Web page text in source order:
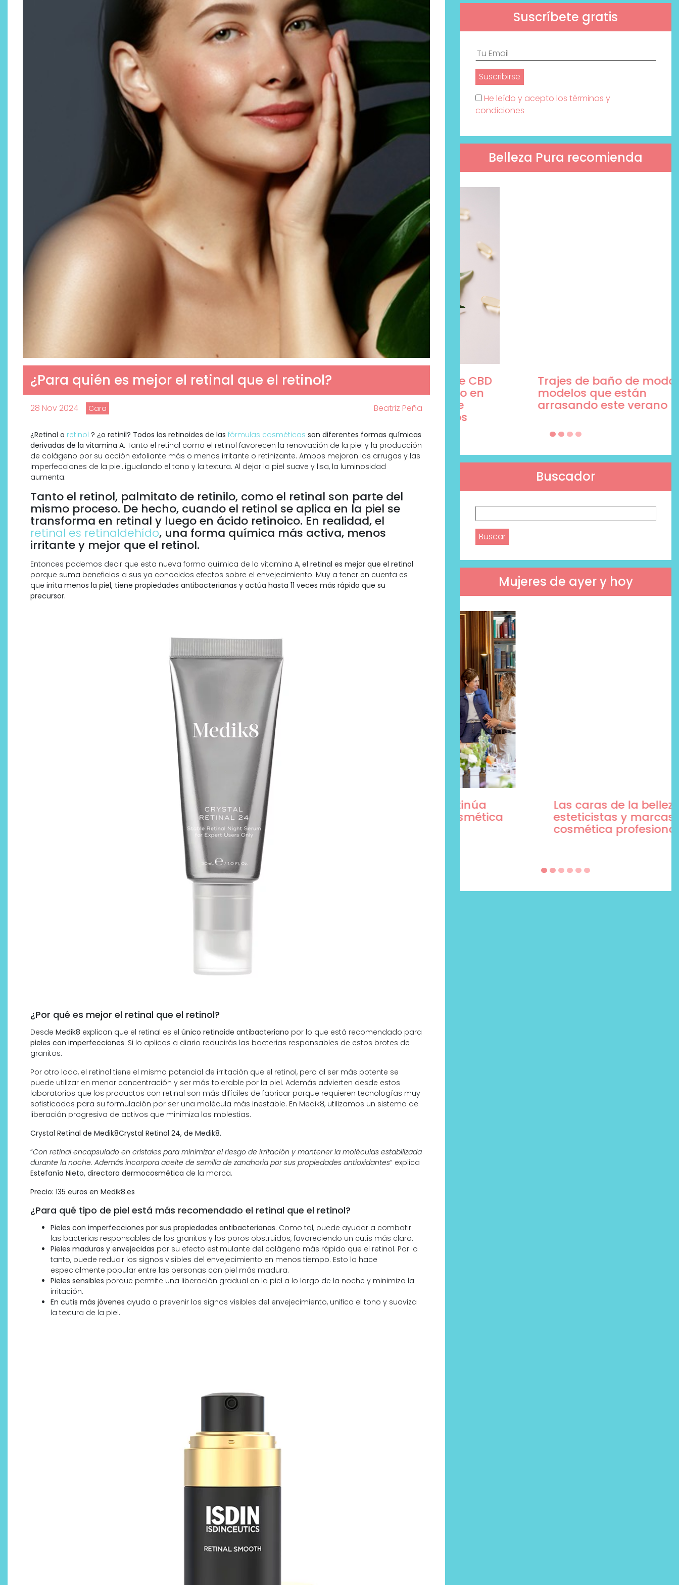
¿Para quién es mejor el retinal que el retinol?
28 Nov 2024 Cara Beatriz Peña
¿Retinal o retinol ? ¿o retinil? Todos los retinoides de las fórmulas cosméticas son diferentes formas químicas
derivadas de la vitamina A. Tanto el retinal como el retinol favorecen la renovación de la piel y la producción
de colágeno por su acción exfoliante más o menos irritante o retinizante. Ambos mejoran las arrugas y las
imperfecciones de la piel, igualando el tono y la textura. Al dejar la piel suave y lisa, la luminosidad
aumenta.
Tanto el retinol, palmitato de retinilo, como el retinal son parte del
mismo proceso. De hecho, cuando el retinol se aplica en la piel se
transforma en retinal y luego en ácido retinoico. En realidad, el
retinal es retinaldehído, una forma química más activa, menos
irritante y mejor que el retinol.
Entonces podemos decir que esta nueva forma química de la vitamina A, el retinal es mejor que el retinol
porque suma beneficios a sus ya conocidos efectos sobre el envejecimiento. Muy a tener en cuenta es
que irrita menos la piel, tiene propiedades antibacterianas y actúa hasta 11 veces más rápido que su
precursor.
¿Por qué es mejor el retinal que el retinol?
Desde Medik8 explican que el retinal es el único retinoide antibacteriano por lo que está recomendado para
pieles con imperfecciones. Si lo aplicas a diario reducirás las bacterias responsables de estos brotes de
granitos.
Por otro lado, el retinal tiene el mismo potencial de irritación que el retinol, pero al ser más potente se
puede utilizar en menor concentración y ser más tolerable por la piel. Además advierten desde estos
laboratorios que los productos con retinal son más difíciles de fabricar porque requieren tecnologías muy
sofisticadas para su formulación por ser una molécula más inestable. En Medik8, utilizamos un sistema de
liberación progresiva de activos que minimiza las molestias.
Crystal Retinal de Medik8Crystal Retinal 24, de Medik8.
“Con retinal encapsulado en cristales para minimizar el riesgo de irritación y mantener la moléculas estabilizada
durante la noche. Además incorpora aceite de semilla de zanahoria por sus propiedades antioxidantes” explica
Estefanía Nieto, directora dermocosmética de la marca.
Precio: 135 euros en Medik8.es
¿Para qué tipo de piel está más recomendado el retinal que el retinol?
Pieles con imperfecciones por sus propiedades antibacterianas. Como tal, puede ayudar a combatir
las bacterias responsables de los granitos y los poros obstruidos, favoreciendo un cutis más claro.
Pieles maduras y envejecidas por su efecto estimulante del colágeno más rápido que el retinol. Por lo
tanto, puede reducir los signos visibles del envejecimiento en menos tiempo. Esto lo hace
especialmente popular entre las personas con piel más madura.
Pieles sensibles porque permite una liberación gradual en la piel a lo largo de la noche y minimiza la
irritación.
En cutis más jóvenes ayuda a prevenir los signos visibles del envejecimiento, unifica el tono y suaviza
la textura de la piel.
Suscríbete gratis
He leído y acepto los términos y
condiciones
Belleza Pura recomienda
Descubre cómo la cosmética
profesional va desde las
cabinas a tu rutina diaria
Por qué los bálsamos de CBD
tópico se han convertido en
uno de los productos de
Trajes de baño de moda, 5
modelos que están
arrasando este verano
Buscador
Mujeres de ayer y hoy
¿Qué revelan las zapatillas
de Alexia Putellas para Nike
sobre la nueva era del
Las caras de la belleza son
esteticistas y marcas de
cosmética profesional